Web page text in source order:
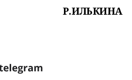
Р.ИЛЬКИНА